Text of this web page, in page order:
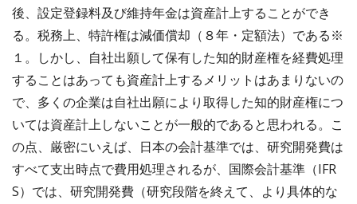
後、設定登録料及び維持年金は資産計上することができ
る。税務上、特許権は減価償却（８年・定額法）である※
１。しかし、自社出願して保有した知的財産権を経費処理
することはあっても資産計上するメリットはあまりないの
で、多くの企業は自社出願により取得した知的財産権につ
いては資産計上しないことが一般的であると思われる。こ
の点、厳密にいえば、日本の会計基準では、研究開発費は
すべて支出時点で費用処理されるが、国際会計基準（IFR
S）では、研究開発費（研究段階を終えて、より具体的な